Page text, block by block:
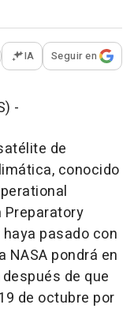
opciones para
IA Seguir en
-
de
conocido
pasado con
NASA pondrá en
de que
de octubre por